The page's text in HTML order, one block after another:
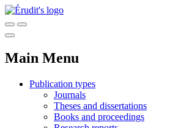
Main Menu
Publication types
Journals
Theses and dissertations
Books and proceedings